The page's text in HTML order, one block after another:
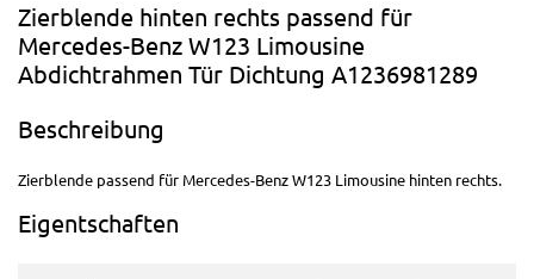
Zierblende hinten rechts passend für
Mercedes-Benz W123 Limousine
Abdichtrahmen Tür Dichtung A1236981289
Beschreibung
Zierblende passend für Mercedes-Benz W123 Limousine hinten rechts.
Eigentschaften